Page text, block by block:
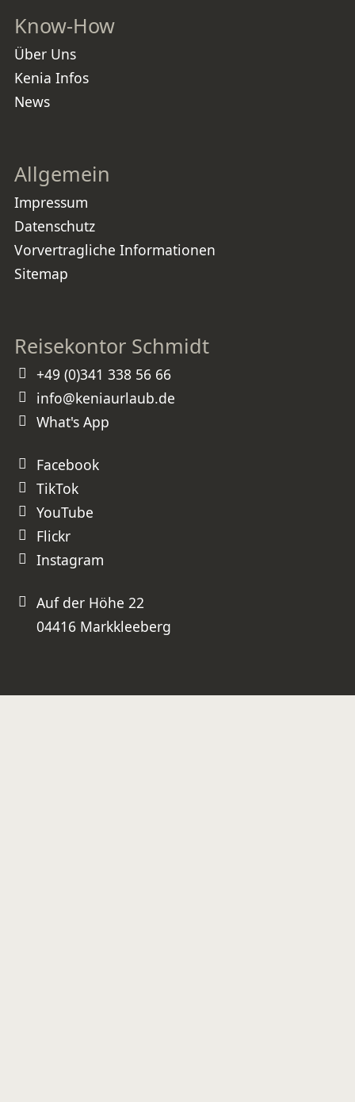
Know-How
Über Uns
Kenia Infos
News
Allgemein
Impressum
Datenschutz
Vorvertragliche Informationen
Sitemap
Reisekontor Schmidt
Auf der Höhe 22
04416 Markkleeberg
+49 (0)341 338 56 66
info@keniaurlaub.de
What's App
Facebook
TikTok
YouTube
Flickr
Instagram